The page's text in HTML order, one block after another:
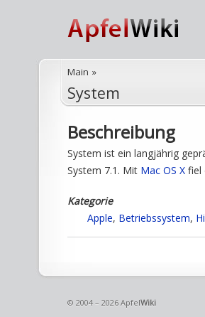
Main »
System
Beschreibung
System ist ein langjährig
System 7.1. Mit Mac OS X fiel
Kategorie
Apple, Betriebssystem,
© 2004 – 2026 ApfelWiki